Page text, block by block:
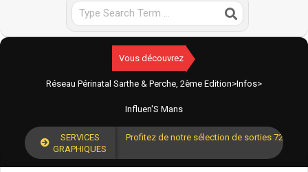
Vous découvrez
Réseau Périnatal Sarthe & Perche, 2ème Edition>Infos>
Influen'S Mans
SERVICES
GRAPHIQUES
Profitez de notre sélection de sorties 72 pour